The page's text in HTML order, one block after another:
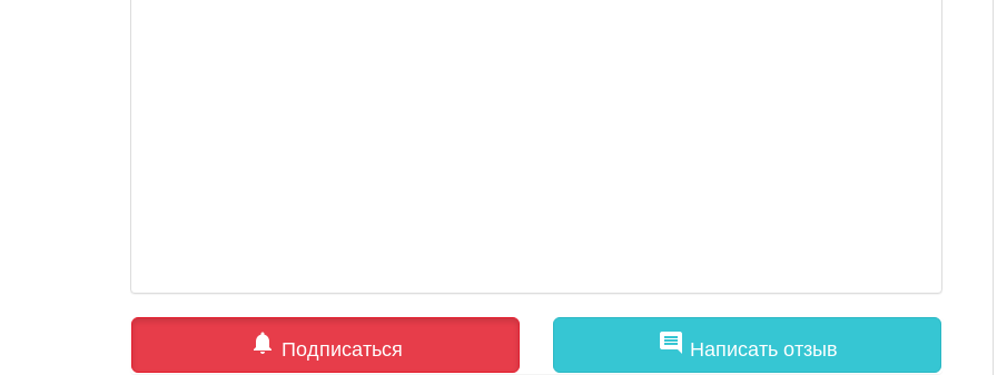
notifications Подписаться comment Написать отзыв